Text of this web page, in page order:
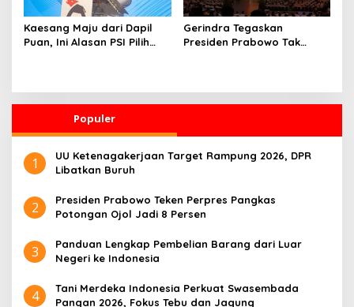
Kaesang Maju dari Dapil
Puan, Ini Alasan PSI Pilih
Gerindra Tegaskan
Presiden Prabowo Tak
Populer
1
UU Ketenagakerjaan Target Rampung 2026, DPR
Libatkan Buruh
2
Presiden Prabowo Teken Perpres Pangkas
Potongan Ojol Jadi 8 Persen
3
Panduan Lengkap Pembelian Barang dari Luar
Negeri ke Indonesia
4
Tani Merdeka Indonesia Perkuat Swasembada
Pangan 2026, Fokus Tebu dan Jagung